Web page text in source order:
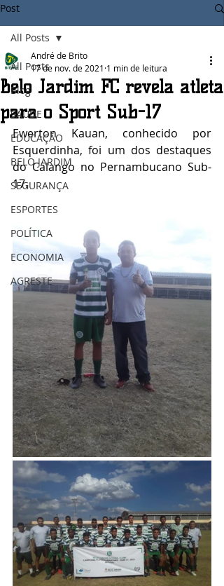
Post
All Posts
Blog
SAÚDE
EDUCAÇÃO
BELO JARDIM
SEGURANÇA
ESPORTES
POLÍTICA
ECONOMIA
AGRESTE
All Posts
Belo Jardim FC revela atleta
para o Sport Sub-17
André de Brito
17 de nov. de 2021 1 min de leitura
Ewerton Kauan, conhecido por
Esquerdinha, foi um dos destaques
do Calango no Pernambucano Sub-
17.